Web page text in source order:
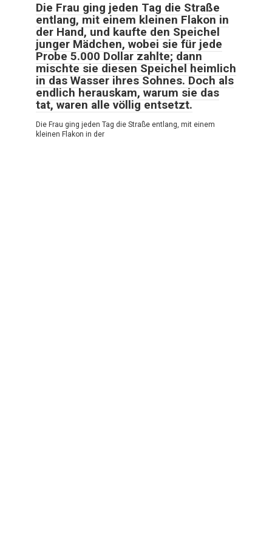
Die Frau ging jeden Tag die Straße
entlang, mit einem kleinen Flakon in
der Hand, und kaufte den Speichel
junger Mädchen, wobei sie für jede
Probe 5.000 Dollar zahlte; dann
mischte sie diesen Speichel heimlich
in das Wasser ihres Sohnes. Doch als
endlich herauskam, warum sie das
tat, waren alle völlig entsetzt.
Die Frau ging jeden Tag die Straße entlang, mit einem
kleinen Flakon in der